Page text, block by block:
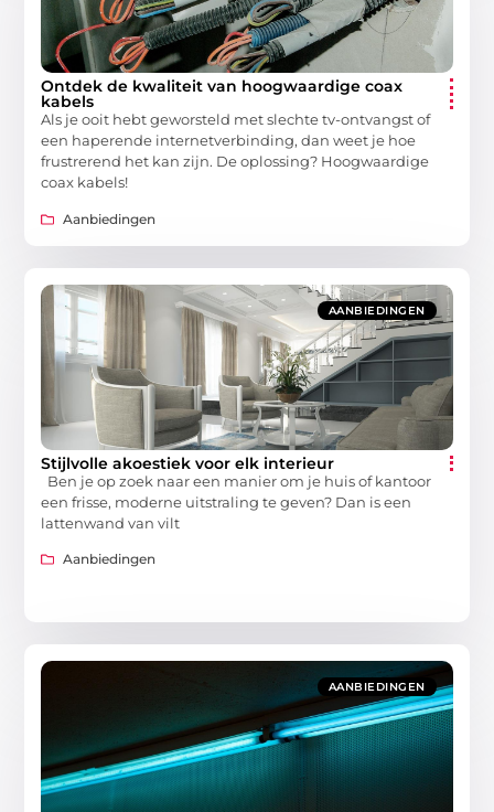
Ontdek de kwaliteit van hoogwaardige coax
kabels
Als je ooit hebt geworsteld met slechte tv-ontvangst of
een haperende internetverbinding, dan weet je hoe
frustrerend het kan zijn. De oplossing? Hoogwaardige
coax kabels!
Aanbiedingen
AANBIEDINGEN
Stijlvolle akoestiek voor elk interieur
Ben je op zoek naar een manier om je huis of kantoor
een frisse, moderne uitstraling te geven? Dan is een
lattenwand van vilt
Aanbiedingen
AANBIEDINGEN